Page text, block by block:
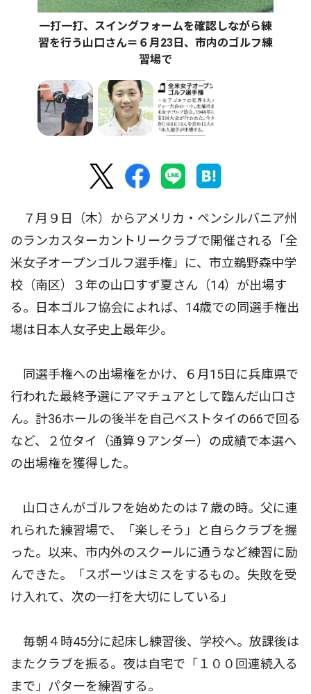
一打一打、スイングフォームを確認しながら練
習を行う山口さん＝６月23日、市内のゴルフ練
習場で
７月９日（木）からアメリカ・ペンシルバニア州
のランカスターカントリークラブで開催される「全
米女子オープンゴルフ選手権」に、市立鵜野森中学
校（南区）３年の山口すず夏さん（14）が出場す
る。日本ゴルフ協会によれば、14歳での同選手権出
場は日本人女子史上最年少。
同選手権への出場権をかけ、６月15日に兵庫県で
行われた最終予選にアマチュアとして臨んだ山口さ
ん。計36ホールの後半を自己ベストタイの66で回る
など、２位タイ（通算９アンダー）の成績で本選へ
の出場権を獲得した。
山口さんがゴルフを始めたのは７歳の時。父に連
れられた練習場で、「楽しそう」と自らクラブを握
った。以来、市内外のスクールに通うなど練習に励
んできた。「スポーツはミスをするもの。失敗を受
け入れて、次の一打を大切にしている」
毎朝４時45分に起床し練習後、学校へ。放課後は
またクラブを振る。夜は自宅で「１００回連続入る
まで」パターを練習する。